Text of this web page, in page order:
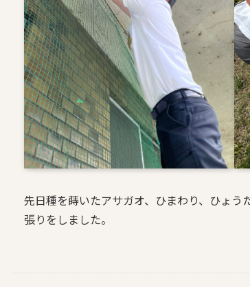
先日種を蒔いたアサガオ、ひまわり、ひょう
張りをしました。